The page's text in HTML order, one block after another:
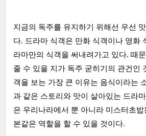
지금의 독주를 유지하기 위해선 우선
다. 드라마 식객은 만화 식객이나 영화
라마만의 식객을 써내려가고 있다. 때
줄 수 있을 지가 독주 굳히기의 관건인
객을 보는 가장 큰 이유는 음식이라는
과 같은 스토리와 맛이 살아있는 드라
은 우리나라에서 뿐 아니라 미스터초
본같은 역할을 할 수 있을 것이다.